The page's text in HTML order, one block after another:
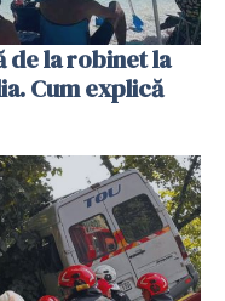
de la robinet la
Cum explică